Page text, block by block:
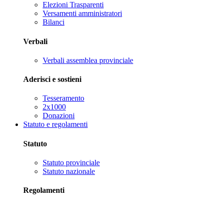
Elezioni Trasparenti
Versamenti amministratori
Bilanci
Verbali
Verbali assemblea provinciale
Aderisci e sostieni
Tesseramento
2x1000
Donazioni
Statuto e regolamenti
Statuto
Statuto provinciale
Statuto nazionale
Regolamenti